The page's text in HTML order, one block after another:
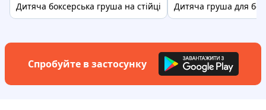
Дитяча боксерська груша на стійці Дитяча груша для
Спробуйте в застосунку